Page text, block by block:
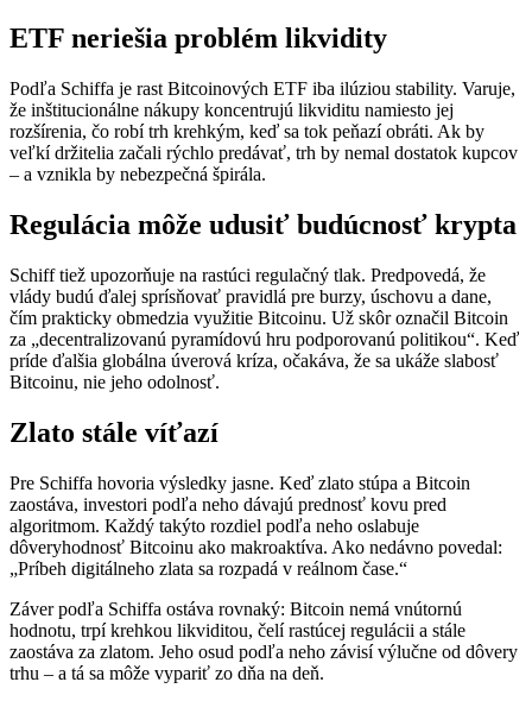
ETF neriešia problém likvidity
Podľa Schiffa je rast Bitcoinových ETF iba ilúziou stability. Varuje,
že inštitucionálne nákupy koncentrujú likviditu namiesto jej
rozšírenia, čo robí trh krehkým, keď sa tok peňazí obráti. Ak by
veľkí držitelia začali rýchlo predávať, trh by nemal dostatok kupcov
– a vznikla by nebezpečná špirála.
Regulácia môže udusiť budúcnosť krypta
Schiff tiež upozorňuje na rastúci regulačný tlak. Predpovedá, že
vlády budú ďalej sprísňovať pravidlá pre burzy, úschovu a dane,
čím prakticky obmedzia využitie Bitcoinu. Už skôr označil Bitcoin
za „decentralizovanú pyramídovú hru podporovanú politikou“. Keď
príde ďalšia globálna úverová kríza, očakáva, že sa ukáže slabosť
Bitcoinu, nie jeho odolnosť.
Zlato stále víťazí
Pre Schiffa hovoria výsledky jasne. Keď zlato stúpa a Bitcoin
zaostáva, investori podľa neho dávajú prednosť kovu pred
algoritmom. Každý takýto rozdiel podľa neho oslabuje
dôveryhodnosť Bitcoinu ako makroaktíva. Ako nedávno povedal:
„Príbeh digitálneho zlata sa rozpadá v reálnom čase.“
Záver podľa Schiffa ostáva rovnaký: Bitcoin nemá vnútornú
hodnotu, trpí krehkou likviditou, čelí rastúcej regulácii a stále
zaostáva za zlatom. Jeho osud podľa neho závisí výlučne od dôvery
trhu – a tá sa môže vypariť zo dňa na deň.